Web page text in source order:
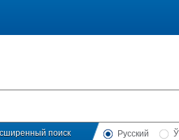
поиск Русский